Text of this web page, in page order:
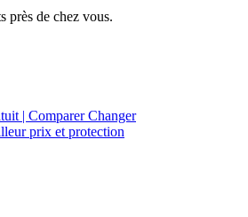
près de chez vous.
| Comparer Changer
prix et protection